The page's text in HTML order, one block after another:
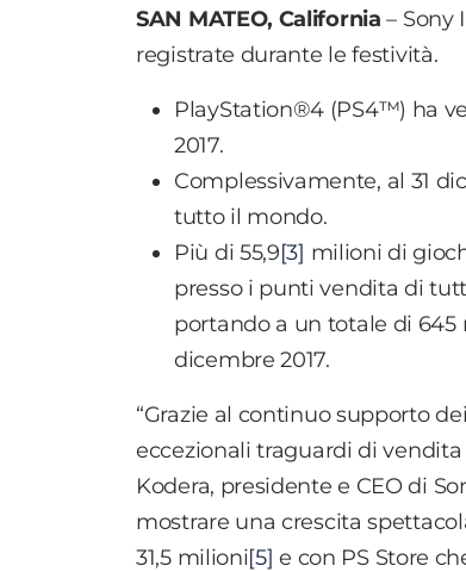
SAN MATEO, California – Sony
registrate durante le festività.
PlayStation®4 (PS4™) ha
2017.
Complessivamente, al 31
tutto il mondo.
Più di 55,9[3] milioni di
presso i punti vendita di
portando a un totale di 645
dicembre 2017.
“Grazie al continuo supporto
eccezionali traguardi di
Kodera, presidente e CEO di
mostrare una crescita
31,5 milioni[5] e con PS Store